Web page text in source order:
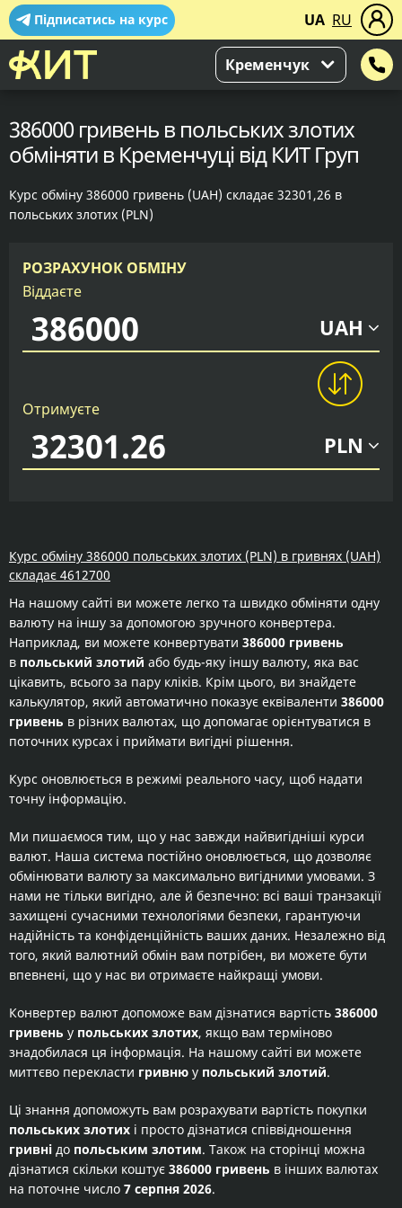
Підписатись на курс UA RU
Кременчук
386000 гривень в польських злотих
обміняти в Кременчуці від КИТ Груп
Курс обміну 386000 гривень (UAH) складає 32301,26 в
польських злотих (PLN)
РОЗРАХУНОК ОБМІНУ
Віддаєте
UAH
Отримуєте
PLN
Курс обміну 386000 польських злотих (PLN) в гривнях (UAH)
складає 4612700
На нашому сайті ви можете легко та швидко обміняти одну
валюту на іншу за допомогою зручного конвертера.
Наприклад, ви можете конвертувати 386000 гривень
в польський злотий або будь-яку іншу валюту, яка вас
цікавить, всього за пару кліків. Крім цього, ви знайдете
калькулятор, який автоматично показує еквіваленти 386000
гривень в різних валютах, що допомагає орієнтуватися в
поточних курсах і приймати вигідні рішення.
Курс оновлюється в режимі реального часу, щоб надати
точну інформацію.
Ми пишаємося тим, що у нас завжди найвигідніші курси
валют. Наша система постійно оновлюється, що дозволяє
обмінювати валюту за максимально вигідними умовами. З
нами не тільки вигідно, але й безпечно: всі ваші транзакції
захищені сучасними технологіями безпеки, гарантуючи
надійність та конфіденційність ваших даних. Незалежно від
того, який валютний обмін вам потрібен, ви можете бути
впевнені, що у нас ви отримаєте найкращі умови.
Конвертер валют допоможе вам дізнатися вартість 386000
гривень у польських злотих, якщо вам терміново
знадобилася ця інформація. На нашому сайті ви можете
миттєво перекласти гривню у польський злотий.
Ці знання допоможуть вам розрахувати вартість покупки
польських злотих і просто дізнатися співвідношення
гривні до польським злотим. Також на сторінці можна
дізнатися скільки коштує 386000 гривень в інших валютах
на поточне число 7 серпня 2026.